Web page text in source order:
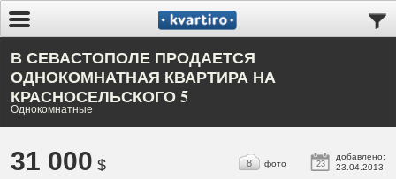
В СЕВАСТОПОЛЕ ПРОДАЕТСЯ
ОДНОКОМНАТНАЯ КВАРТИРА НА
КРАСНОСЕЛЬСКОГО 5
Однокомнатные
31 000 $ 23
добавлено:
23.04.2013
8 фото